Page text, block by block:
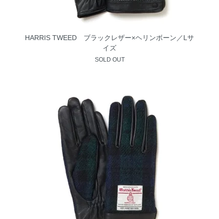
HARRIS TWEED ブラックレザー×ヘリンボーン／Lサ
イズ
SOLD OUT